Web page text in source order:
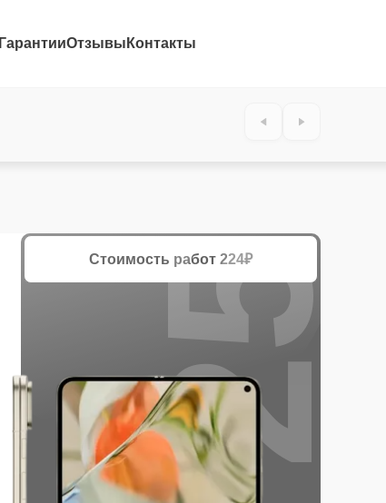
ГарантииОтзывы Контакты
Стоимость работ 224₽
25%